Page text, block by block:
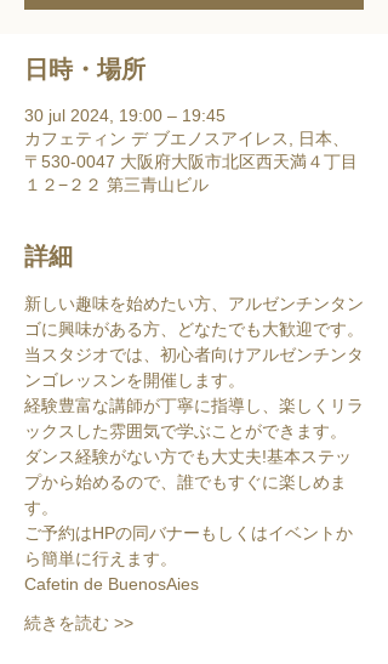
日時・場所
30 jul 2024, 19:00 – 19:45
カフェティン デ ブエノスアイレス, 日本、
〒530-0047 大阪府大阪市北区西天満４丁目
１２−２２ 第三青山ビル
詳細
新しい趣味を始めたい方、アルゼンチンタン
ゴに興味がある方、どなたでも大歓迎です。
当スタジオでは、初心者向けアルゼンチンタ
ンゴレッスンを開催します。
経験豊富な講師が丁寧に指導し、楽しくリラ
ックスした雰囲気で学ぶことができます。
ダンス経験がない方でも大丈夫!基本ステッ
プから始めるので、誰でもすぐに楽しめま
す。
ご予約はHPの同バナーもしくはイベントか
ら簡単に行えます。
Cafetin de BuenosAies
続きを読む >>